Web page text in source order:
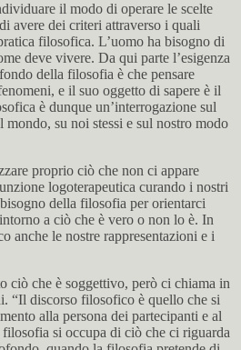
il modo di operare le scelte
avere dei criteri attraverso i quali
filosofica. L’uomo ha bisogno di
deve vivere. Da qui parte l’esigenza
della filosofia è che pensare
e il suo oggetto di sapere è il
è dunque un’interrogazione sul
mondo, su noi stessi e sul nostro modo
proprio ciò che non ci appare
logoterapeutica curando i nostri
della filosofia per orientarci
a ciò che è vero o non lo è. In
anche le nostre rappresentazioni e i
ciò che è soggettivo, però ci chiama in
“Il discorso filosofico è quello che si
alla persona dei partecipanti e al
si occupa di ciò che ci riguarda